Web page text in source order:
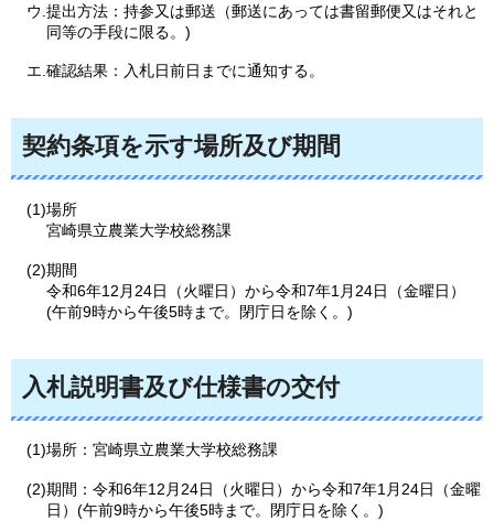
ウ.提出方法：持参又は郵送（郵送にあっては書留郵便又はそれと
同等の手段に限る。)
エ.確認結果：入札日前日までに通知する。
契約条項を示す場所及び期間
(1)場所
宮崎県立農業大学校総務課
(2)期間
令和6年12月24日（火曜日）から令和7年1月24日（金曜日）
(午前9時から午後5時まで。閉庁日を除く。)
入札説明書及び仕様書の交付
(1)場所：宮崎県立農業大学校総務課
(2)期間：令和6年12月24日（火曜日）から令和7年1月24日（金曜
日）(午前9時から午後5時まで。閉庁日を除く。)